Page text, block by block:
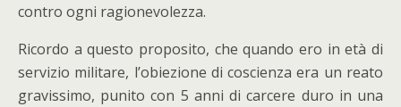
contro ogni ragionevolezza.
Ricordo a questo proposito, che quando ero in età di
servizio militare, l’obiezione di coscienza era un reato
gravissimo, punito con 5 anni di carcere duro in una